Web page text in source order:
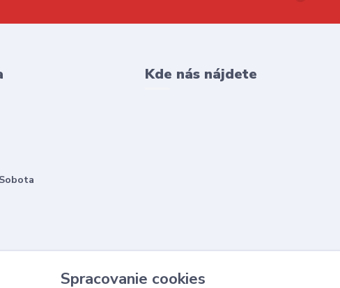
Kde nás nájdete
Spracovanie cookies